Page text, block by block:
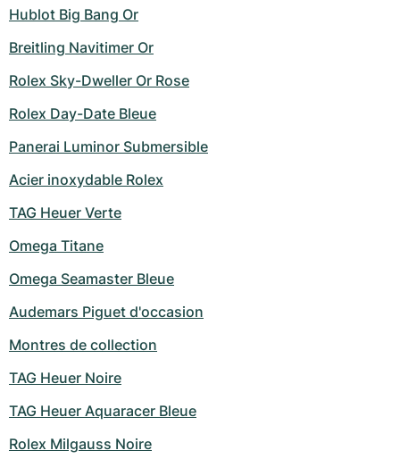
Hublot Big Bang Or
Breitling Navitimer Or
Rolex Sky-Dweller Or Rose
Rolex Day-Date Bleue
Panerai Luminor Submersible
Acier inoxydable Rolex
TAG Heuer Verte
Omega Titane
Omega Seamaster Bleue
Audemars Piguet d'occasion
Montres de collection
TAG Heuer Noire
TAG Heuer Aquaracer Bleue
Rolex Milgauss Noire